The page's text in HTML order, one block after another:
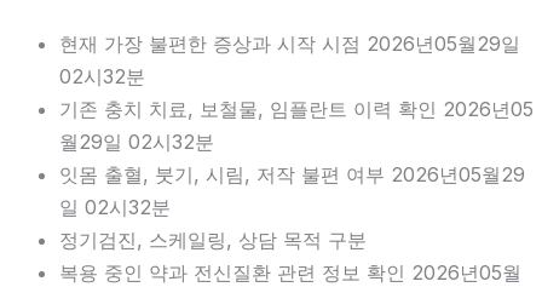
현재 가장 불편한 증상과 시작 시점 2026년05월29일
02시32분
기존 충치 치료, 보철물, 임플란트 이력 확인 2026년05
월29일 02시32분
잇몸 출혈, 붓기, 시림, 저작 불편 여부 2026년05월29
일 02시32분
정기검진, 스케일링, 상담 목적 구분
복용 중인 약과 전신질환 관련 정보 확인 2026년05월